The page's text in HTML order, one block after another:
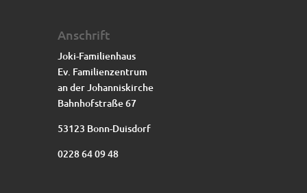
Anschrift
Joki-Familienhaus
Ev. Familienzentrum
an der Johanniskirche
Bahnhofstraße 67
53123 Bonn-Duisdorf
0228 64 09 48